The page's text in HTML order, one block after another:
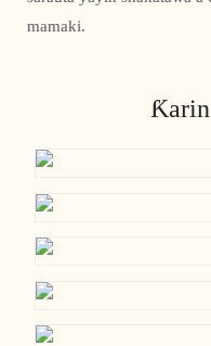
mamaki.